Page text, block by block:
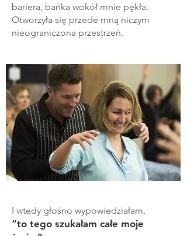
bariera, bańka wokół mnie pękła.
Otworzyła się przede mną niczym
nieograniczona przestrzeń.
I wtedy głośno wypowiedziałam,
“to tego szukałam całe moje